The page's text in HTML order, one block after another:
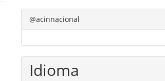
@acinnacional
Idioma